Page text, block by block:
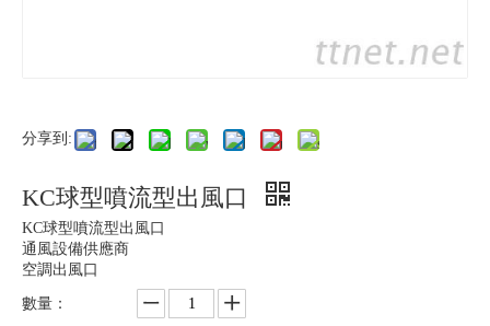
分享到:
KC球型噴流型出風口
KC球型噴流型出風口
​通風設備供應商
空調出風口
數量：